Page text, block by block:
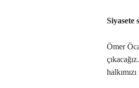
Siyasete
Ömer